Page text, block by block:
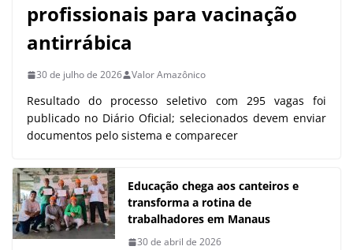
profissionais para vacinação
antirrábica
30 de julho de 2026 Valor Amazônico
Resultado do processo seletivo com 295 vagas foi
publicado no Diário Oficial; selecionados devem enviar
documentos pelo sistema e comparecer
Educação chega aos canteiros e
transforma a rotina de
trabalhadores em Manaus
30 de abril de 2026